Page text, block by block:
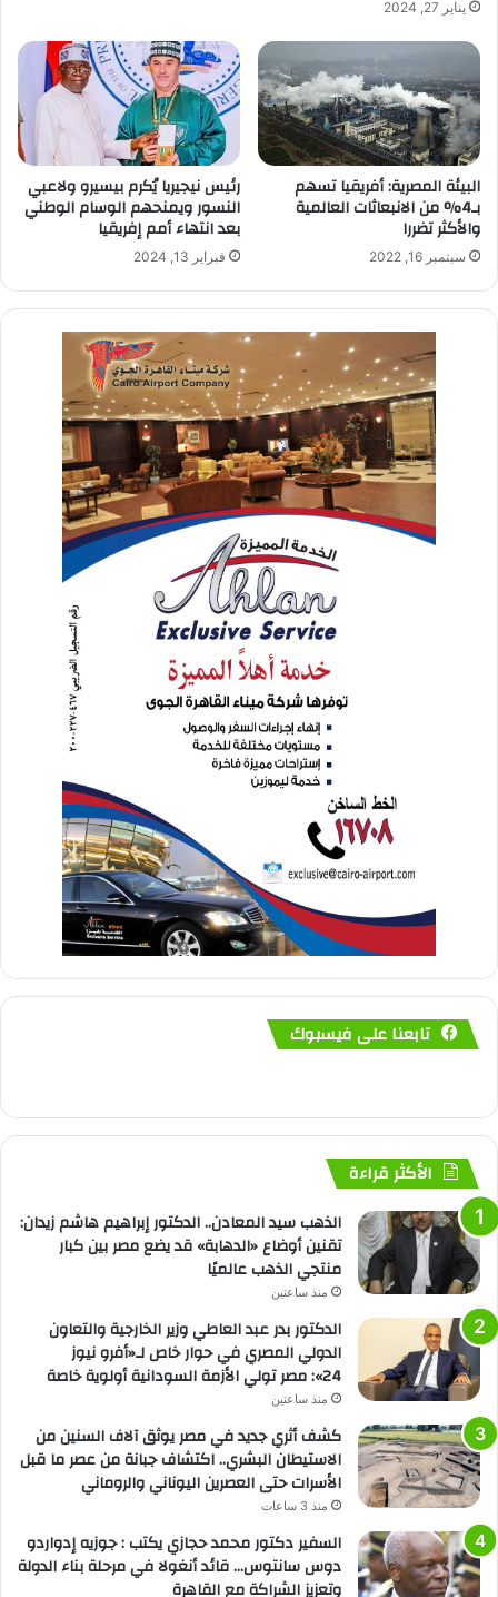
يناير 27, 2024
البيئة المصرية: أفريقيا تسهم
بـ4% من الانبعاثات العالمية
والأكثر تضررا
سبتمبر 16, 2022
رئيس نيجيريا يُكرم بيسيرو ولاعبي
النسور ويمنحهم الوسام الوطني
بعد انتهاء أمم إفريقيا
فبراير 13, 2024
تابعنا على فيسبوك
الأكثر قراءة
الذهب سيد المعادن.. الدكتور إبراهيم هاشم زيدان:
تقنين أوضاع «الدهابة» قد يضع مصر بين كبار
منتجي الذهب عالميًا
منذ ساعتين
الدكتور بدر عبد العاطي وزير الخارجية والتعاون
الدولي المصري في حوار خاص لـ«أفرو نيوز
24»: مصر تولي الأزمة السودانية أولوية خاصة
منذ ساعتين
كشف أثري جديد في مصر يوثق آلاف السنين من
الاستيطان البشري.. اكتشاف جبانة من عصر ما قبل
الأسرات حتى العصرين اليوناني والروماني
منذ 3 ساعات
السفير دكتور محمد حجازي يكتب : جوزيه إدواردو
دوس سانتوس… قائد أنغولا في مرحلة بناء الدولة
وتعزيز الشراكة مع القاهرة